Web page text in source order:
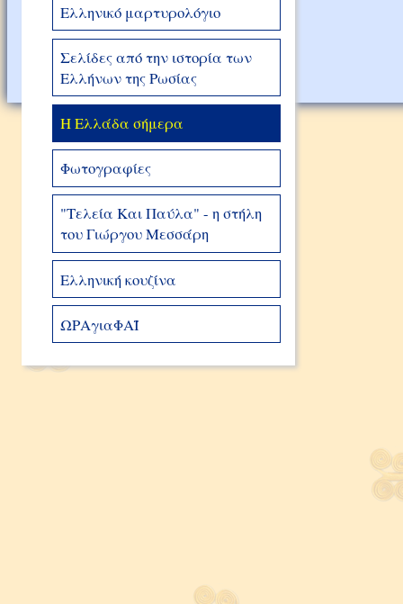
Ελληνικό μαρτυρολόγιο
Σελίδες από την ιστορία των
Ελλήνων της Ρωσίας
Η Ελλάδα σήμερα
Φωτογραφίες
"Τελεία Και Παύλα" - η στήλη
του Γιώργου Μεσσάρη
Ελληνική κουζίνα
ΩΡΑγιαΦΑΪ